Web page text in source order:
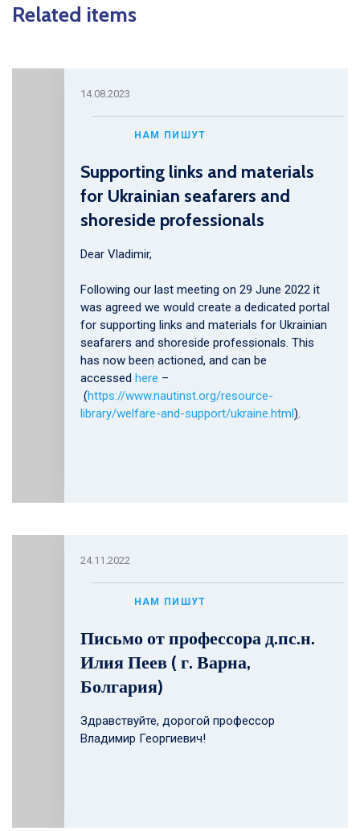
Related items
14.08.2023
НАМ ПИШУТ
Supporting links and materials
for Ukrainian seafarers and
shoreside professionals
Dear Vladimir,
Following our last meeting on 29 June 2022 it
was agreed we would create a dedicated portal
for supporting links and materials for Ukrainian
seafarers and shoreside professionals. This
has now been actioned, and can be
accessed here –
(https://www.nautinst.org/resource-
library/welfare-and-support/ukraine.html).
24.11.2022
НАМ ПИШУТ
Письмо от профессора д.пс.н.
Илия Пеев ( г. Варна,
Болгария)
Здравствуйте, дорогой профессор
Владимир Георгиевич!